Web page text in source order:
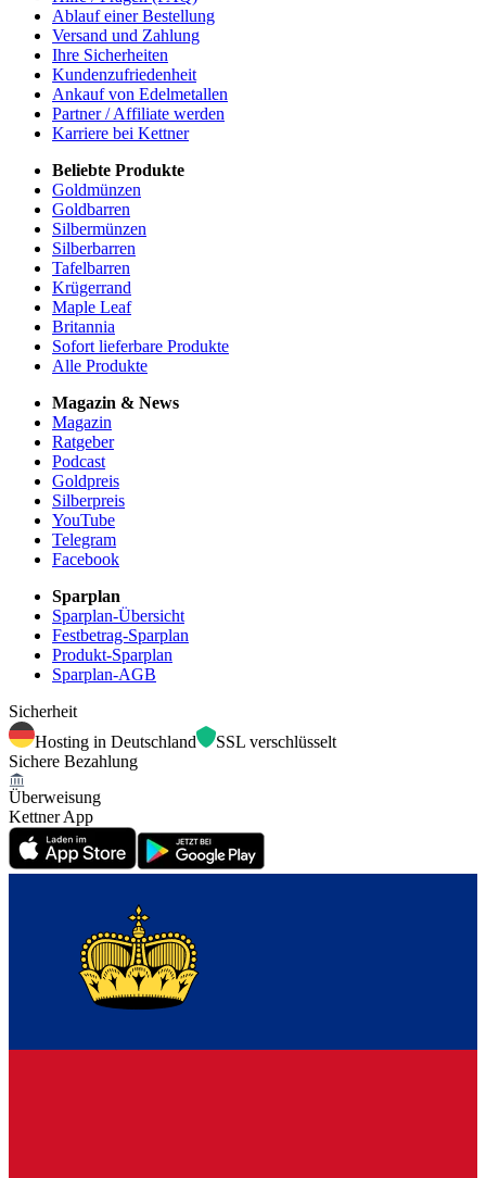
Ablauf einer Bestellung
Versand und Zahlung
Ihre Sicherheiten
Kundenzufriedenheit
Ankauf von Edelmetallen
Partner / Affiliate werden
Karriere bei Kettner
Beliebte Produkte
Goldmünzen
Goldbarren
Silbermünzen
Silberbarren
Tafelbarren
Krügerrand
Maple Leaf
Britannia
Sofort lieferbare Produkte
Alle Produkte
Magazin & News
Magazin
Ratgeber
Podcast
Goldpreis
Silberpreis
YouTube
Telegram
Facebook
Sparplan
Sparplan-Übersicht
Festbetrag-Sparplan
Produkt-Sparplan
Sparplan-AGB
Sicherheit
Hosting in Deutschland
SSL verschlüsselt
Sichere Bezahlung
Überweisung
Kettner App